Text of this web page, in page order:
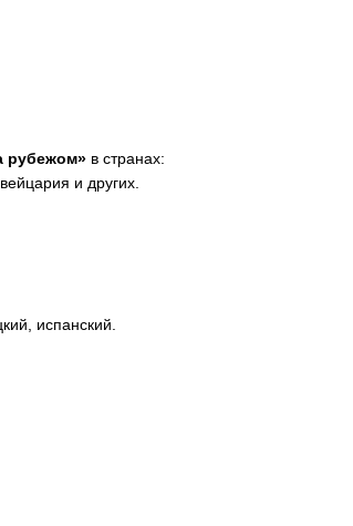
рубежом» в странах:
и других.
испанский.